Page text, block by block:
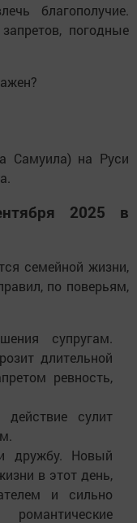
благополучие.
погодные
Самуила) на Руси
2025 в
семейной жизни,
по поверьям,
супругам.
длительной
ревность,
сулит
дружбу. Новый
в этот день,
и сильно